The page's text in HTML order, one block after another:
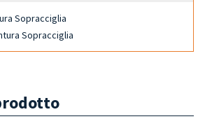
Sopracciglia
Sopracciglia